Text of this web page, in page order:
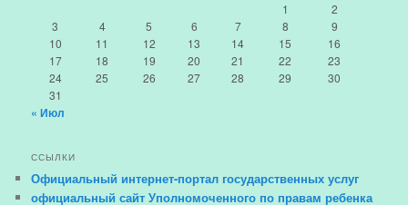
1
2
3
4 5 6 7 8
9
10
11 12 13 14 15
16
17
18 19 20 21 22
23
24
25 26 27 28 29
30
31
« Июл
ССЫЛКИ
Официальный интернет-портал государственных услуг
официальный сайт Уполномоченного по правам ребенка